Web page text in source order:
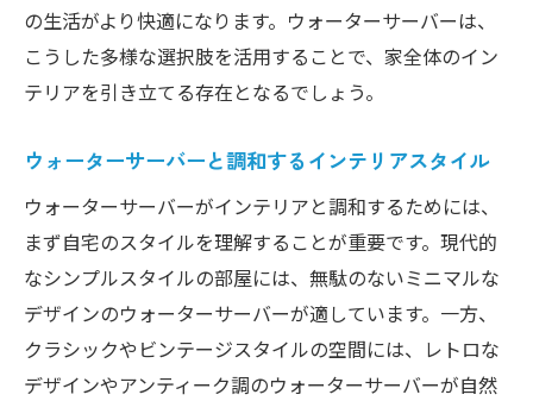
の生活がより快適になります。ウォーターサーバーは、
こうした多様な選択肢を活用することで、家全体のイン
テリアを引き立てる存在となるでしょう。
ウォーターサーバーと調和するインテリアスタイル
ウォーターサーバーがインテリアと調和するためには、
まず自宅のスタイルを理解することが重要です。現代的
なシンプルスタイルの部屋には、無駄のないミニマルな
デザインのウォーターサーバーが適しています。一方、
クラシックやビンテージスタイルの空間には、レトロな
デザインやアンティーク調のウォーターサーバーが自然